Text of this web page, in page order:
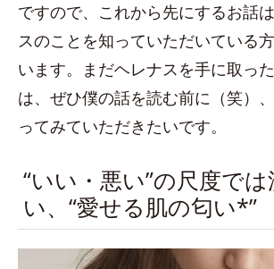
ですので、これから先にするお話
スのことを知っていただいている
います。まだヘレナスを手に取っ
は、ぜひ僕の話を読む前に（笑）
ってみていただきたいです。
“いい・悪い”の尺度で
い、“愛せる肌の匂い*”